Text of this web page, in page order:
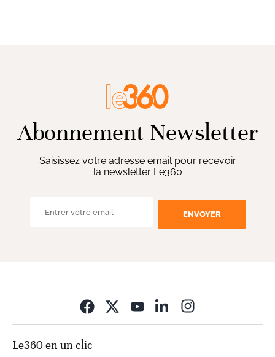
Abonnement Newsletter
Saisissez votre adresse email pour recevoir
la newsletter Le360
ENVOYER
Le360 en un clic